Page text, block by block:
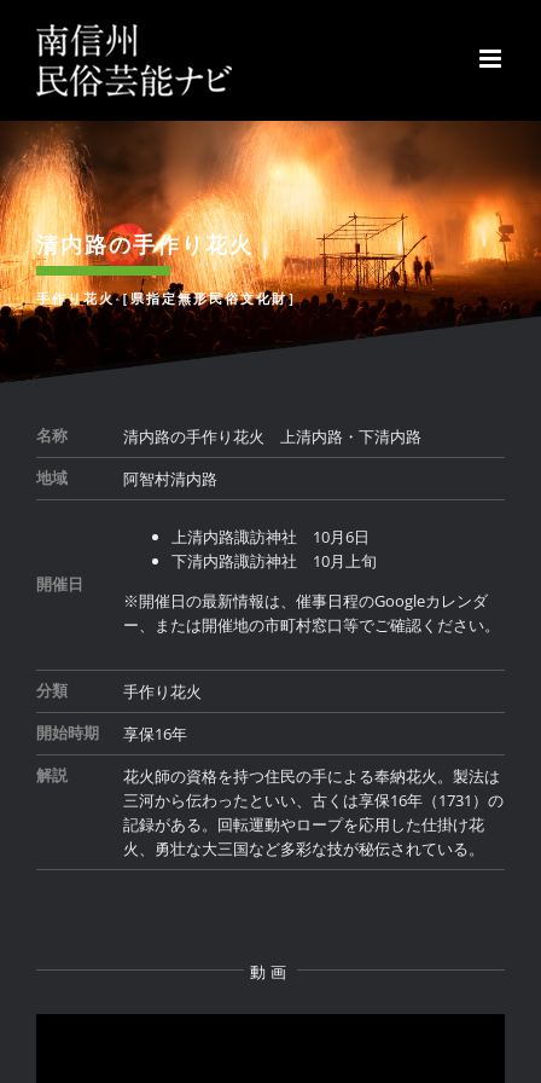
content
清内路の手作り花火
手作り花火［県指定無形民俗文化財］
名称 清内路の手作り花火 上清内路・下清内路
地域 阿智村清内路
開催日
上清内路諏訪神社 10月6日
下清内路諏訪神社 10月上旬
※開催日の最新情報は、催事日程のGoogleカレンダ
ー、または開催地の市町村窓口等でご確認ください。
分類 手作り花火
開始時期 享保16年
解説
花火師の資格を持つ住民の手による奉納花火。製法は
三河から伝わったといい、古くは享保16年（1731）の
記録がある。回転運動やロープを応用した仕掛け花
火、勇壮な大三国など多彩な技が秘伝されている。
動画